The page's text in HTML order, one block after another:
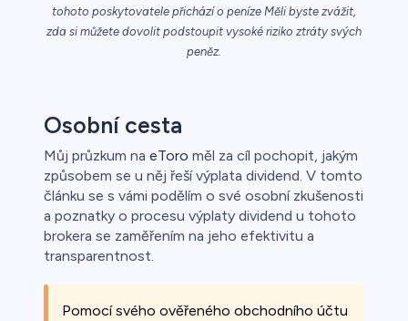
tohoto poskytovatele přichází o peníze Měli byste zvážit,
zda si můžete dovolit podstoupit vysoké riziko ztráty svých
peněz.
Osobní cesta
Můj průzkum na eToro měl za cíl pochopit, jakým
způsobem se u něj řeší výplata dividend. V tomto
článku se s vámi podělím o své osobní zkušenosti
a poznatky o procesu výplaty dividend u tohoto
brokera se zaměřením na jeho efektivitu a
transparentnost.
Pomocí svého ověřeného obchodního účtu